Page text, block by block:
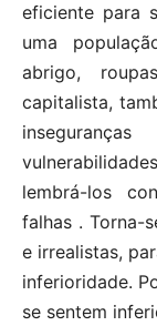
eficiente para
uma
abrigo,
capitalista,
lembrá-los
falhas . Torna-
e irrealistas,
inferioridade.
se sentem